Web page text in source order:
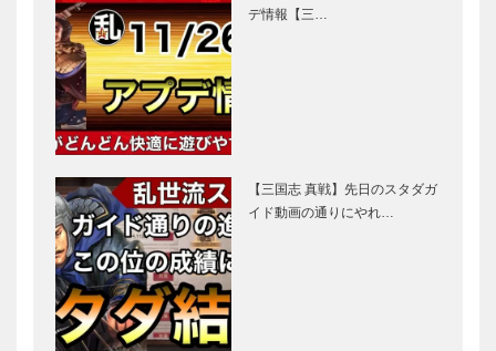
デ情報【三…
【三国志 真戦】先日のスタダガ
イド動画の通りにやれ…